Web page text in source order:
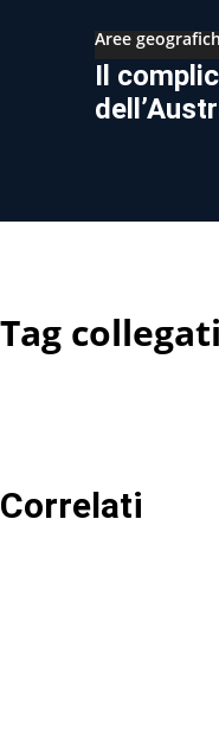
Aree
Il
Tag collegati
Correlati